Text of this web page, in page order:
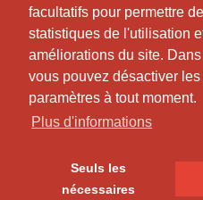
facultatifs pour permettre
statistiques de l'utilisation
améliorations du site.
vous pouvez désactiver
paramètres à tout moment.
Plus d'informations
Seuls les
nécessaires
facultatifs pour permettre
statistiques de l'utilisation
améliorations du site.
vous pouvez désactiver
paramètres à tout moment.
Plus d'informations
Seuls les
nécessaires
Marc